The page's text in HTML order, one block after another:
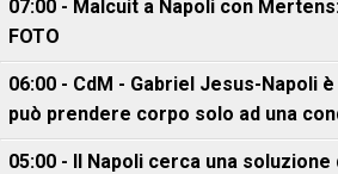
07:00 - Malcuit a Napoli con
FOTO
06:00 - CdM - Gabriel Jesus-Napoli
può prendere corpo solo ad una
05:00 - Il Napoli cerca una